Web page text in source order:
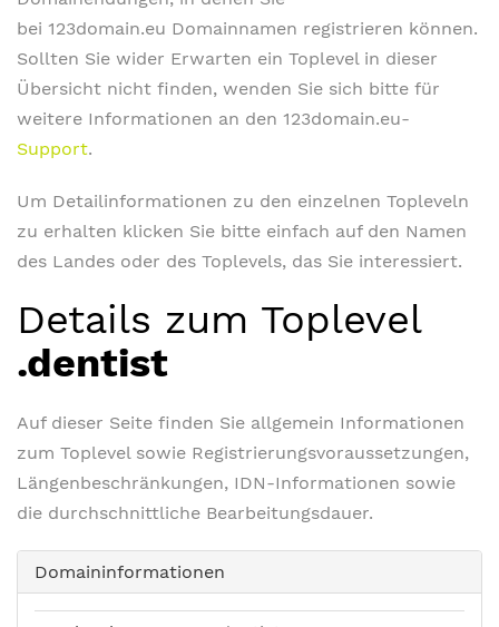
bei 123domain.eu Domainnamen registrieren können.
Sollten Sie wider Erwarten ein Toplevel in dieser
Übersicht nicht finden, wenden Sie sich bitte für
weitere Informationen an den 123domain.eu-
Support.
Um Detailinformationen zu den einzelnen Topleveln
zu erhalten klicken Sie bitte einfach auf den Namen
des Landes oder des Toplevels, das Sie interessiert.
Details zum Toplevel
.dentist
Auf dieser Seite finden Sie allgemein Informationen
zum Toplevel sowie Registrierungsvoraussetzungen,
Längenbeschränkungen, IDN-Informationen sowie
die durchschnittliche Bearbeitungsdauer.
Domaininformationen